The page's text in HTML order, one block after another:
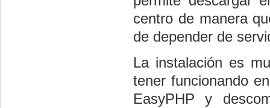
centro de manera
de depender de
La instalación es
tener funcionando
EasyPHP y